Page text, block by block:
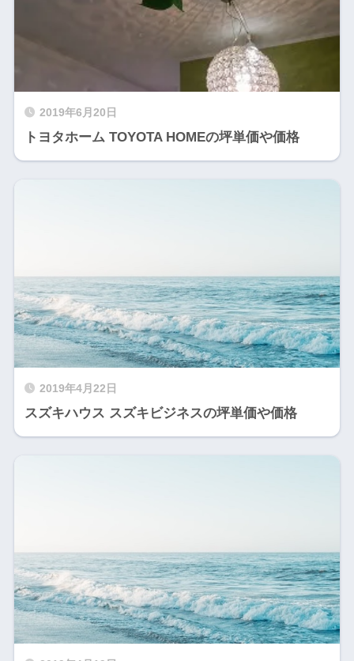
2019年6月20日
トヨタホーム TOYOTA HOMEの坪単価や価格
2019年4月22日
スズキハウス スズキビジネスの坪単価や価格